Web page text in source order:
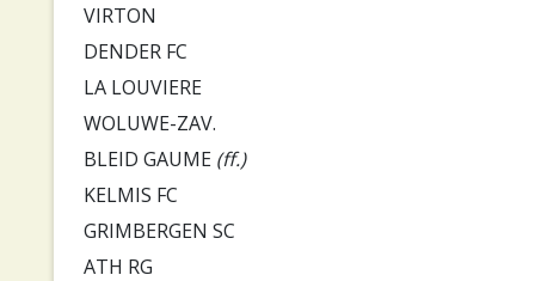
VIRTON
DENDER FC
LA LOUVIERE
WOLUWE-ZAV.
BLEID GAUME (ff.)
KELMIS FC
GRIMBERGEN SC
ATH RG